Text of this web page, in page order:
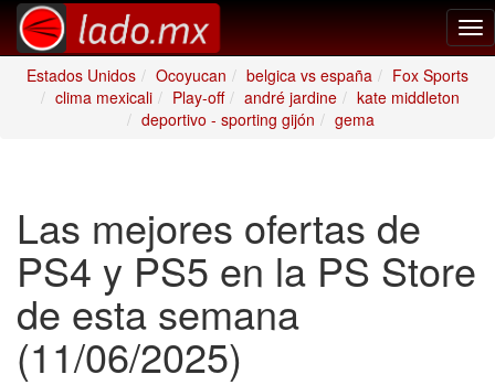
Estados Unidos
Ocoyucan belgica vs españa
Fox Sports
clima mexicali
Play-off andré jardine
kate middleton
deportivo - sporting gijón
gema
Las mejores ofertas de
PS4 y PS5 en la PS Store
de esta semana
(11/06/2025)